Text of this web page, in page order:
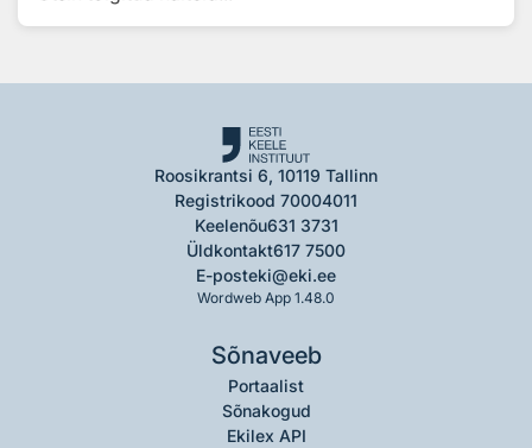
Roosikrantsi 6, 10119 Tallinn
Registrikood 70004011
Keelenõu631 3731
Üldkontakt617 7500
E-posteki@eki.ee
Wordweb App 1.48.0
Sõnaveeb
Portaalist
Sõnakogud
Ekilex API